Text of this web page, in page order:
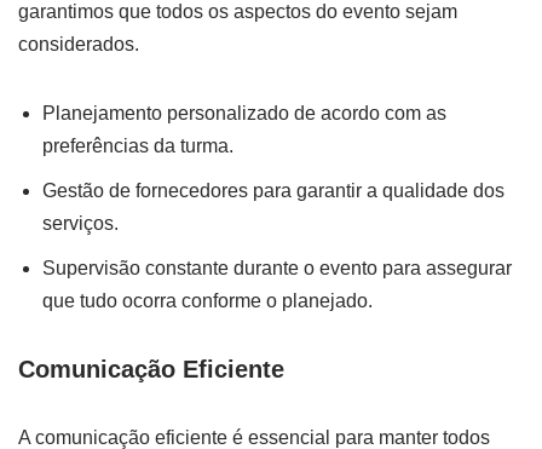
garantimos que todos os aspectos do evento sejam
considerados.
Planejamento personalizado de acordo com as
preferências da turma.
Gestão de fornecedores para garantir a qualidade dos
serviços.
Supervisão constante durante o evento para assegurar
que tudo ocorra conforme o planejado.
Comunicação Eficiente
A comunicação eficiente é essencial para manter todos